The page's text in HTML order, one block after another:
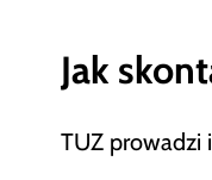
Jak
TUZ prowadzi